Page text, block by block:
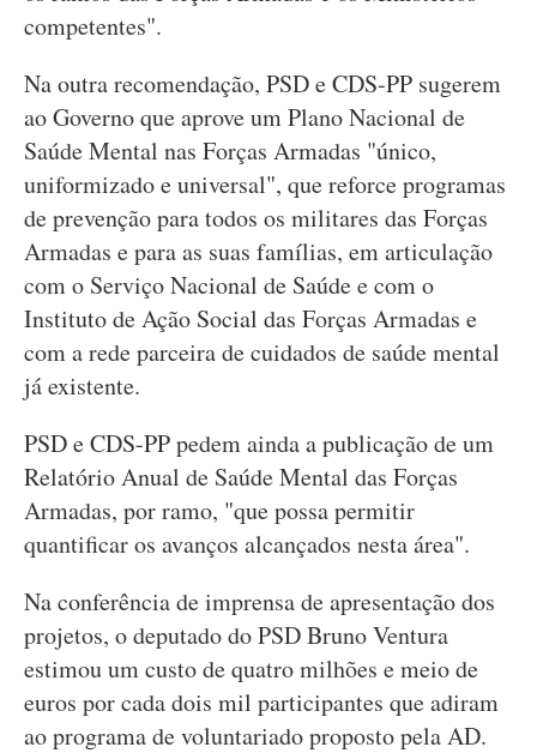
competentes".
Na outra recomendação, PSD e CDS-PP sugerem
ao Governo que aprove um Plano Nacional de
Saúde Mental nas Forças Armadas "único,
uniformizado e universal", que reforce programas
de prevenção para todos os militares das Forças
Armadas e para as suas famílias, em articulação
com o Serviço Nacional de Saúde e com o
Instituto de Ação Social das Forças Armadas e
com a rede parceira de cuidados de saúde mental
já existente.
PSD e CDS-PP pedem ainda a publicação de um
Relatório Anual de Saúde Mental das Forças
Armadas, por ramo, "que possa permitir
quantificar os avanços alcançados nesta área".
Na conferência de imprensa de apresentação dos
projetos, o deputado do PSD Bruno Ventura
estimou um custo de quatro milhões e meio de
euros por cada dois mil participantes que adiram
ao programa de voluntariado proposto pela AD.